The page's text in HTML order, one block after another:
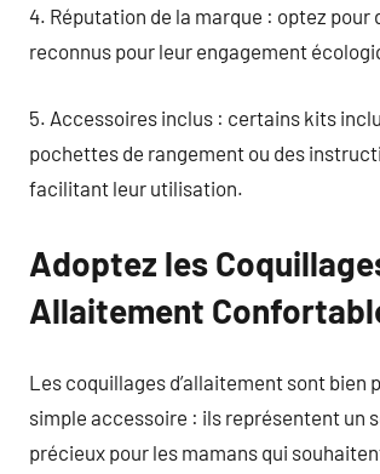
4. Réputation de la marque : optez pour
reconnus pour leur engagement
5. Accessoires inclus : certains kits
pochettes de rangement ou des
facilitant leur utilisation.
Adoptez les
Allaitement
Les coquillages d’allaitement sont bien
simple accessoire : ils représentent un
précieux pour les mamans qui